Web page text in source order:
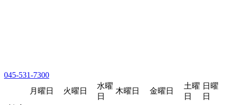
045-531-7300
月曜日
火曜日
水曜
日
木曜日 金曜日
土曜
日
日曜
日